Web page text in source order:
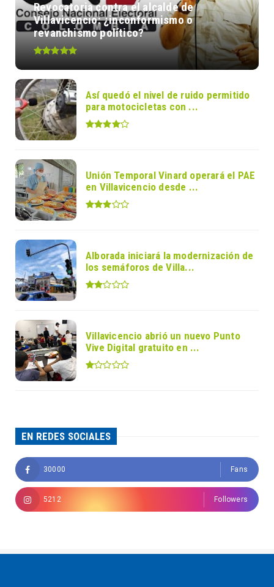
Revocatoria contra el alcalde de
Villavicencio: ¿inconformismo o
revanchismo político?
Así quedó el nivel de ruido permitido
para motocicletas con ...
Unión Temporal Vinard operará el PAE
en Villavicencio desde ...
Alborada iniciará la modernización de
los semáforos de Villa...
Villavicencio abrió un nuevo Punto
Vive Digital gratuito en ...
EN REDES SOCIALES
30000 Fans
5212 Followers